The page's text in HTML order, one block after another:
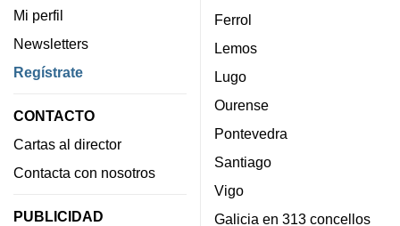
Mi perfil
Newsletters
Regístrate
CONTACTO
Cartas al director
Contacta con nosotros
PUBLICIDAD
Ferrol
Lemos
Lugo
Ourense
Pontevedra
Santiago
Vigo
Galicia en 313 concellos